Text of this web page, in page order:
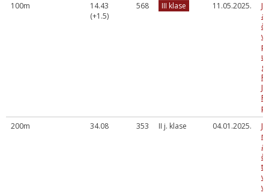
100m
14.43
(+1.5)
568 III klase 11.05.2025.
200m
34.08 353 II j. klase 04.01.2025.